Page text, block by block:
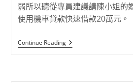
弱所以聽從專員建議請陳小姐的
使用機車貸款快速借款20萬元。
Continue Reading